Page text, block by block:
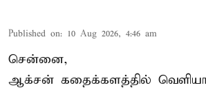
Published on: 10 Aug 2026, 4:46 am
சென்னை,
ஆக்சன் கதைக்களத்தில் வெளியான